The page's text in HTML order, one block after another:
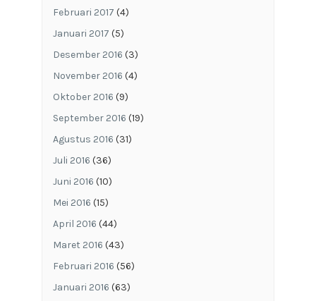
Februari 2017 (4)
Januari 2017 (5)
Desember 2016 (3)
November 2016 (4)
Oktober 2016 (9)
September 2016 (19)
Agustus 2016 (31)
Juli 2016 (36)
Juni 2016 (10)
Mei 2016 (15)
April 2016 (44)
Maret 2016 (43)
Februari 2016 (56)
Januari 2016 (63)